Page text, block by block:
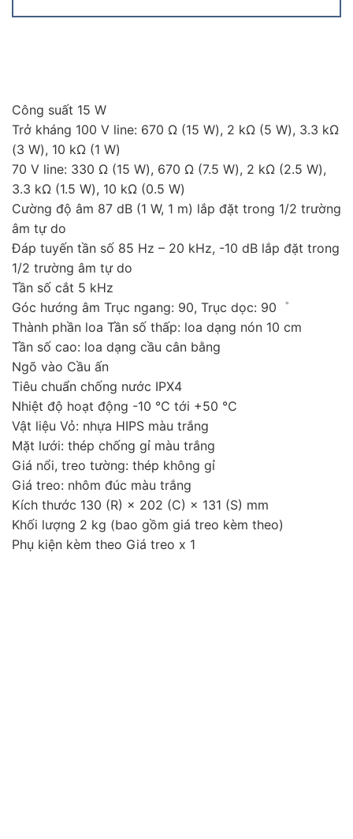
Công suất 15 W
Trở kháng 100 V line: 670 Ω (15 W), 2 kΩ (5 W), 3.3 kΩ
(3 W), 10 kΩ (1 W)
70 V line: 330 Ω (15 W), 670 Ω (7.5 W), 2 kΩ (2.5 W),
3.3 kΩ (1.5 W), 10 kΩ (0.5 W)
Cường độ âm 87 dB (1 W, 1 m) lắp đặt trong 1/2 trường
âm tự do
Đáp tuyến tần số 85 Hz – 20 kHz, -10 dB lắp đặt trong
1/2 trường âm tự do
Tần số cắt 5 kHz
Góc hướng âm Trục ngang: 90, Trục dọc: 90゜
Thành phần loa Tần số thấp: loa dạng nón 10 cm
Tần số cao: loa dạng cầu cân bằng
Ngõ vào Cầu ấn
Tiêu chuẩn chống nước IPX4
Nhiệt độ hoạt động -10 ℃ tới +50 ℃
Vật liệu Vỏ: nhựa HIPS màu trắng
Mặt lưới: thép chống gỉ màu trắng
Giá nổi, treo tường: thép không gỉ
Giá treo: nhôm đúc màu trắng
Kích thước 130 (R) × 202 (C) × 131 (S) mm
Khối lượng 2 kg (bao gồm giá treo kèm theo)
Phụ kiện kèm theo Giá treo x 1